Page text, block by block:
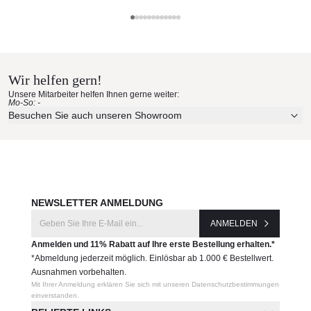
Sonnenschirm 300cm, rund - in Solidum Canvas, Grey
PFLUMBRELLA300-
WALLFLEX
bestellen
Erleben Sie unsere Stoffe und Materialien ganz in Ruhe in
Ihren eigenen vier Wänden.
Wir helfen gern!
Unsere Mitarbeiter helfen Ihnen gerne weiter:
Mo-So: -
Besuchen Sie auch unseren Showroom
NEWSLETTER ANMELDUNG
ANMELDEN
Anmelden und 11% Rabatt auf Ihre erste Bestellung erhalten.*
*Abmeldung jederzeit möglich. Einlösbar ab 1.000 € Bestellwert.
Ausnahmen vorbehalten.
Mit Ihrer Anmeldung erklären Sie sich mit unseren Datenschutzbestimmungen
einverstanden.